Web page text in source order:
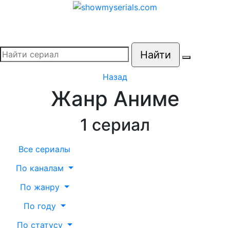
Найти
Назад
Жанр Аниме
1 сериал
Все сериалы
По каналам
По жанру
По году
По статусу